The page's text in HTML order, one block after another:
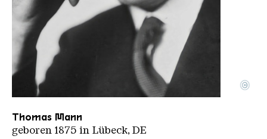
Thomas Mann 1929 upscale
Copyright: Nobel Foundation | Public Domain
©
Thomas Mann
geboren 1875 in Lübeck, DE